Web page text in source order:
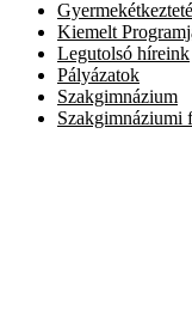
Kiemelt
Legutolsó híreink
Pályázatok
Szakgimnázium
Szakgimnáziumi